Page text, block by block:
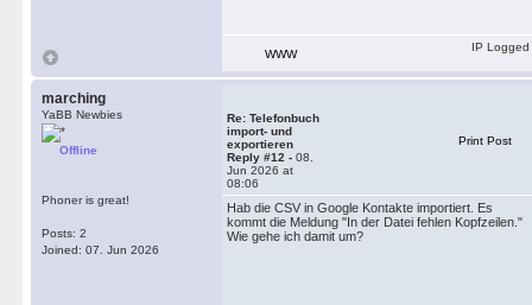
WWW
IP Logged
marching
YaBB Newbies
Offline
Phoner is great!
Posts: 2
Joined: 07. Jun 2026
Re: Telefonbuch
import- und
exportieren
Reply #12 - 08.
Jun 2026 at
08:06
Print Post
Hab die CSV in Google Kontakte importiert. Es
kommt die Meldung "In der Datei fehlen Kopfzeilen."
Wie gehe ich damit um?